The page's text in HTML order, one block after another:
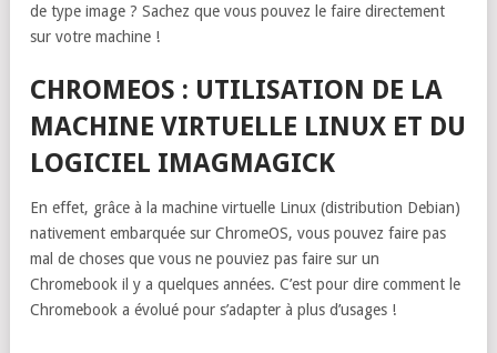
de type image ? Sachez que vous pouvez le faire directement
sur votre machine !
CHROMEOS : UTILISATION DE LA
MACHINE VIRTUELLE LINUX ET DU
LOGICIEL IMAGMAGICK
En effet, grâce à la machine virtuelle Linux (distribution Debian)
nativement embarquée sur ChromeOS, vous pouvez faire pas
mal de choses que vous ne pouviez pas faire sur un
Chromebook il y a quelques années. C’est pour dire comment le
Chromebook a évolué pour s’adapter à plus d’usages !